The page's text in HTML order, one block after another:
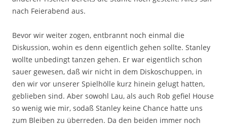
nach Feierabend aus.
Bevor wir weiter zogen, entbrannt noch einmal die
Diskussion, wohin es denn eigentlich gehen sollte. Stanley
wollte unbedingt tanzen gehen. Er war eigentlich schon
sauer gewesen, daß wir nicht in dem Diskoschuppen, in
den wir vor unserer Spielhölle kurz hinein gelugt hatten,
geblieben sind. Aber sowohl Lau, als auch Rob gefiel House
so wenig wie mir, sodaß Stanley keine Chance hatte uns
zum Bleiben zu überreden. Da den beiden immer noch